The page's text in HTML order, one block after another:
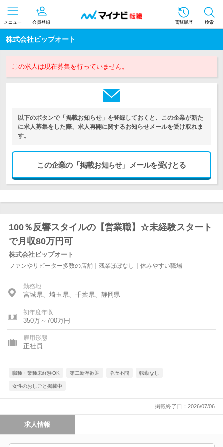
メニュー 会員登録 閲覧履歴 検索
株式会社ビップオート
この求人は現在募集を行っていません。
以下のボタンで「掲載お知らせ」を登録しておくと、この企業が新た
に求人募集をした際、求人再開に関するお知らせメールを受け取れま
す。
この企業の「掲載お知らせ」メールを受けとる
100％反響スタイルの【営業職】☆未経験スタート
で月収80万円可
株式会社ビップオート
ファンやリピーター多数の店舗｜残業ほぼなし｜休みやすい職場
勤務地
宮城県、埼玉県、千葉県、静岡県
初年度年収
350万～700万円
雇用形態
正社員
職種・業種未経験OK 第二新卒歓迎 学歴不問 転勤なし
女性のおしごと掲載中
掲載終了日：2026/07/06
求人情報